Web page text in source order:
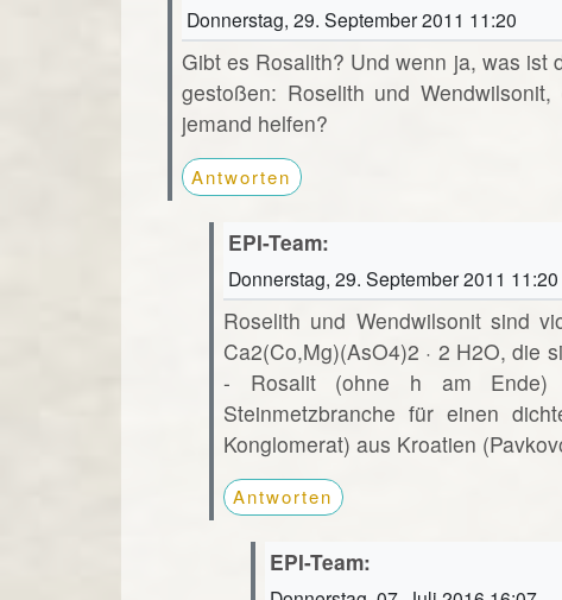
Donnerstag, 29. September 2011 11:20
Gibt es Rosalith? Und wenn ja, was ist
gestoßen: Roselith und
jemand helfen?
Antworten
EPI-Team:
Donnerstag, 29. September 2011 11:20
Roselith und Wendwilsonit sind
Ca2(Co,Mg)(AsO4)2 · 2 H2O, die
- Rosalit (ohne h am Ende)
Steinmetzbranche für einen
Konglomerat) aus Kroatien
Antworten
EPI-Team: